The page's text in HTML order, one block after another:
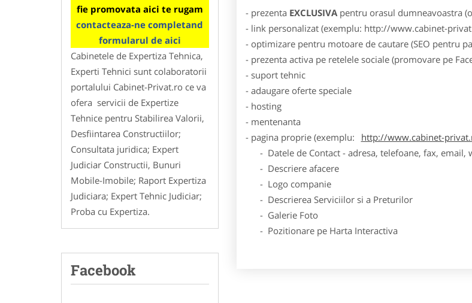
fie promovata aici te rugam
contacteaza-ne completand
formularul de aici
Cabinetele de Expertiza Tehnica,
Experti Tehnici sunt colaboratorii
portalului Cabinet-Privat.ro ce va
ofera servicii de Expertize
Tehnice pentru Stabilirea Valorii,
Desfiintarea Constructiilor;
Consultata juridica; Expert
Judiciar Constructii, Bunuri
Mobile-Imobile; Raport Expertiza
Judiciara; Expert Tehnic Judiciar;
Proba cu Expertiza.
Facebook
- prezenta EXCLUSIVApentru orasul dumneavoastra
- link personalizat (exemplu: http://www.cabinet-
- optimizare pentru motoare de cautare (SEO pentru
- prezenta activa pe retelele sociale (promovare pe
- suport tehnic
- adaugare oferte speciale
- hosting
- mentenanta
- pagina proprie (exemplu:
http://www.cabinet-
- Datele de Contact - adresa, telefoane, fax, email,
- Descriere afacere
- Logo companie
- Descrierea Serviciilor si a Preturilor
- Galerie Foto
- Pozitionare pe Harta Interactiva